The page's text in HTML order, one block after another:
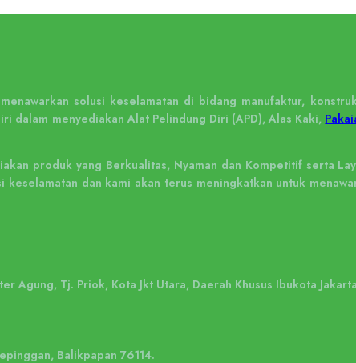
solusi keselamatan di bidang manufaktur,
dalam menyediakan Alat Pelindung Diri (APD), Alas Kaki,
produk yang Berkualitas, Nyaman dan Kompetitif serta
dan kami akan terus meningkatkan untuk
Agung, Tj. Priok, Kota Jkt Utara, Daerah Khusus Ibukota
Balikpapan 76114.